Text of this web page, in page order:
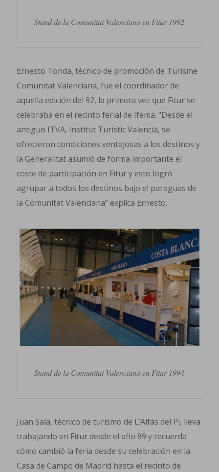
Stand de la Comunitat Valenciana en Fitur 1992
Ernesto Tonda, técnico de promoción de Turisme
Comunitat Valenciana, fue el coordinador de
aquella edición del 92, la primera vez que Fitur se
celebraba en el recinto ferial de Ifema. “Desde el
antiguo ITVA, Institut Turístic Valencià, se
ofrecieron condiciones ventajosas a los destinos y
la Generalitat asumió de forma importante el
coste de participación en Fitur y esto logró
agrupar a todos los destinos bajo el paraguas de
la Comunitat Valenciana” explica Ernesto.
Stand de la Comunitat Valenciana en Fitur 1994
Juan Sala, técnico de turismo de L’Alfàs del Pi, lleva
trabajando en Fitur desde el año 89 y recuerda
cómo cambió la feria desde su celebración en la
Casa de Campo de Madrid hasta el recinto de